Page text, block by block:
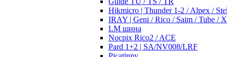
Hikmicro | Thunder 1-2 / Alpex /
IRAY | Geni / Rico / Saim / Tube /
LM шина
Nocpix Rico2 / ACE
Pard 1+2 | SA/NV008/LRF